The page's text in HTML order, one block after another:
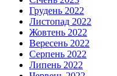
Грудень 2022
Листопад 2022
Жовтень 2022
Вересень 2022
Серпень 2022
Липень 2022